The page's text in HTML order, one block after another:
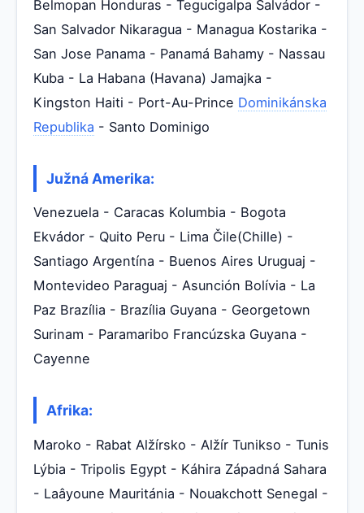
Belmopan Honduras - Tegucigalpa Salvádor -
San Salvador Nikaragua - Managua Kostarika -
San Jose Panama - Panamá Bahamy - Nassau
Kuba - La Habana (Havana) Jamajka -
Kingston Haiti - Port-Au-Prince Dominikánska
Republika - Santo Dominigo
Južná Amerika:
Venezuela - Caracas Kolumbia - Bogota
Ekvádor - Quito Peru - Lima Čile(Chille) -
Santiago Argentína - Buenos Aires Uruguaj -
Montevideo Paraguaj - Asunción Bolívia - La
Paz Brazília - Brazília Guyana - Georgetown
Surinam - Paramaribo Francúzska Guyana -
Cayenne
Afrika:
Maroko - Rabat Alžírsko - Alžír Tunikso - Tunis
Lýbia - Tripolis Egypt - Káhira Západná Sahara
- Laâyoune Mauritánia - Nouakchott Senegal -